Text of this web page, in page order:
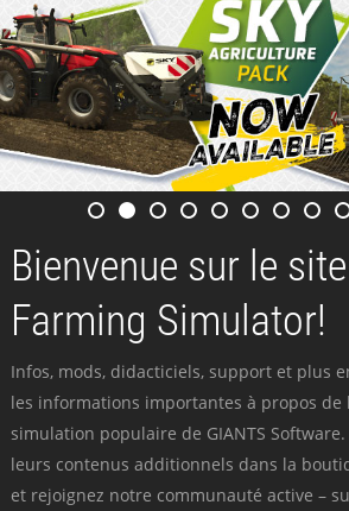
Bienvenue sur le
Farming Simulator!
Infos, mods, didacticiels, support et plus
les informations importantes à propos de
simulation populaire de GIANTS
leurs contenus additionnels dans la
et rejoignez notre communauté active –